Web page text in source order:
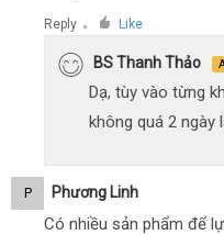
Reply ● Like
BS Thanh Thảo
Dạ, tùy vào từng
không quá 2 ngày
P Phương Linh
Có nhiều sản phẩm để